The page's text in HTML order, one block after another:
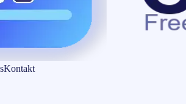
Kontakt